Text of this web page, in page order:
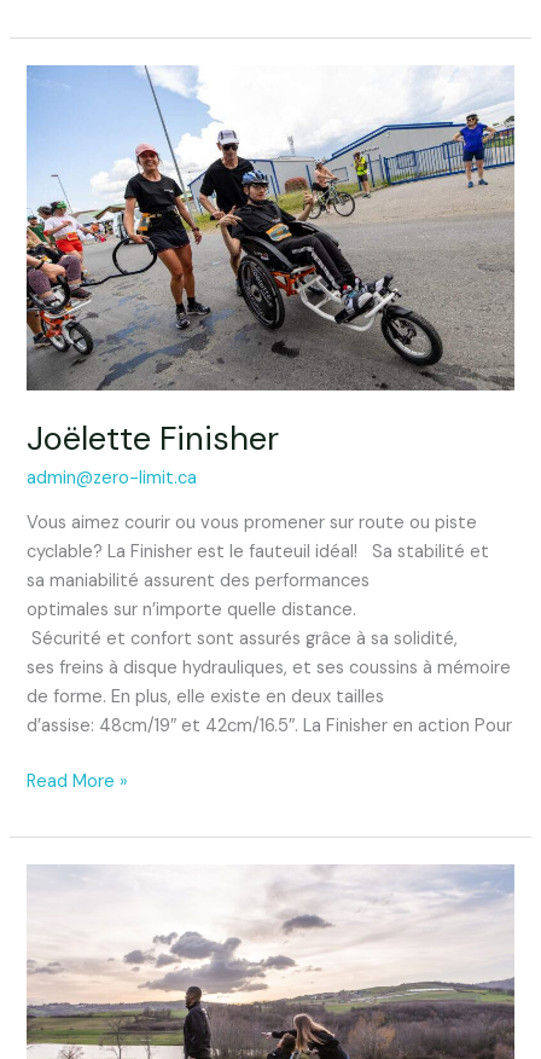
Joëlette Finisher
admin@zero-limit.ca
Vous aimez courir ou vous promener sur route ou piste
cyclable? La Finisher est le fauteuil idéal! Sa stabilité et
sa maniabilité assurent des performances
optimales sur n’importe quelle distance.
Sécurité et confort sont assurés grâce à sa solidité,
ses freins à disque hydrauliques, et ses coussins à mémoire
de forme. En plus, elle existe en deux tailles
d’assise: 48cm/19″ et 42cm/16.5″. La Finisher en action Pour
Joëlette
Read More »